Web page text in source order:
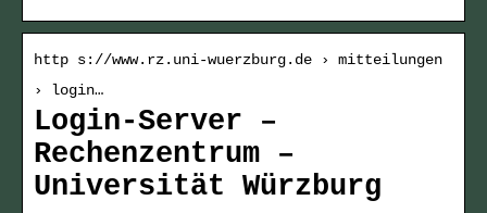
http s://www.rz.uni-wuerzburg.de › mitteilungen
› login…
Login-Server –
Rechenzentrum –
Universität Würzburg